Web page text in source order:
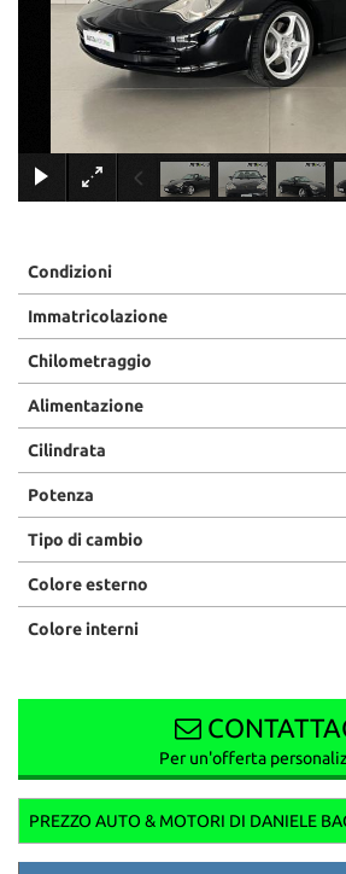
Condizioni
Immatricolazione
Chilometraggio
Alimentazione
Cilindrata
Potenza
Tipo di cambio
Colore esterno
Colore interni
Per un'offerta
PREZZO AUTO & MOTORI DI DANIELE